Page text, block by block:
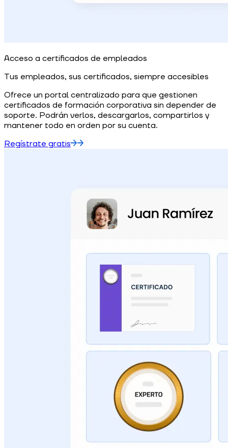
Acceso a certificados de empleados
Tus empleados, sus certificados, siempre accesibles
Ofrece un portal centralizado para que gestionen
certificados de formación corporativa sin depender de
soporte. Podrán verlos, descargarlos, compartirlos y
mantener todo en orden por su cuenta.
Regístrate gratis